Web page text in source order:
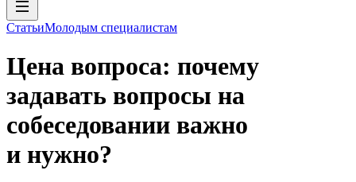
СтатьиМолодым специалистам
Цена вопроса: почему
задавать вопросы на
собеседовании важно
и нужно?